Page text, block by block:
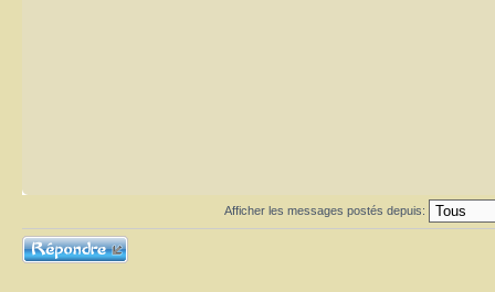
Afficher les messages postés depuis:
Répondre